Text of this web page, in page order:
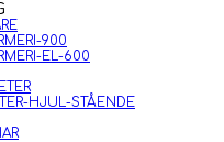
900
EL-600
HJUL-STÅENDE